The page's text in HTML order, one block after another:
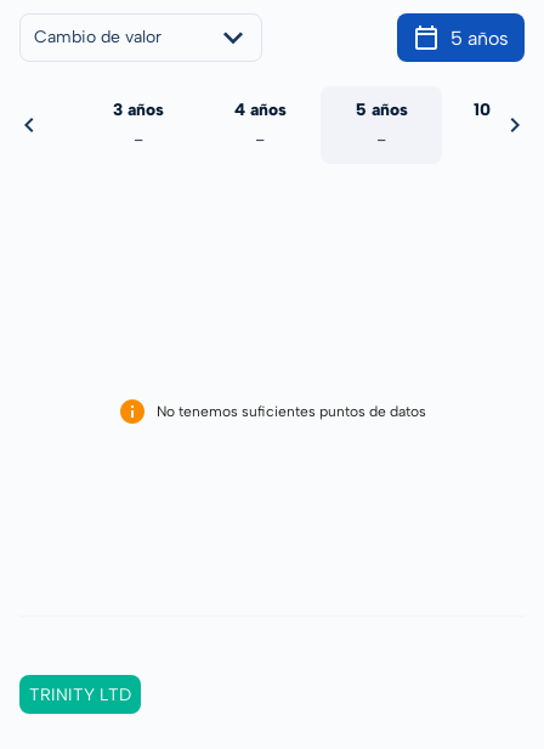
Cambio de valor 5 años
3 años
-
4 años
-
5 años
-
10 años
No tenemos suficientes puntos de datos
TRINITY LTD